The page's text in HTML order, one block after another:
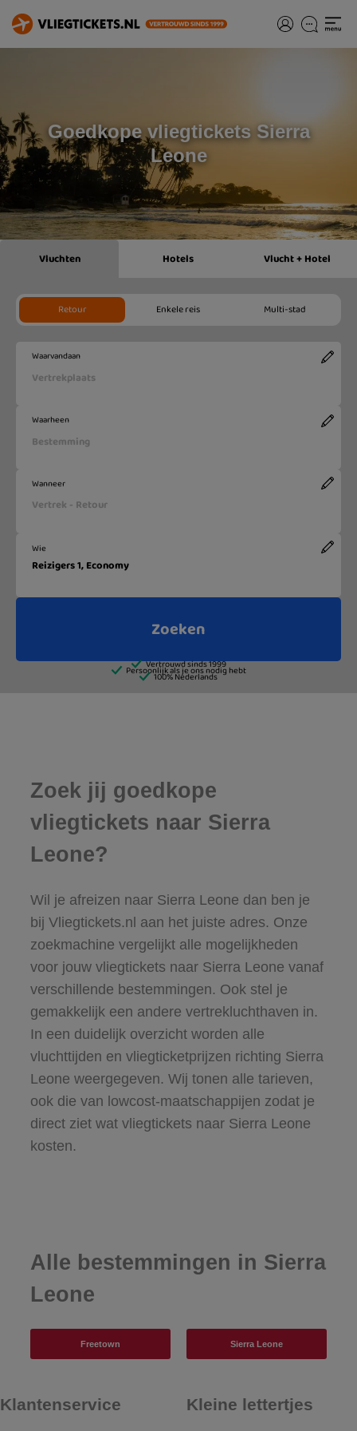
Goedkope vliegtickets Sierra
Leone
Zoek jij goedkope
vliegtickets naar Sierra
Leone?
Wil je afreizen naar Sierra Leone dan ben je
bij Vliegtickets.nl aan het juiste adres. Onze
zoekmachine vergelijkt alle mogelijkheden
voor jouw vliegtickets naar Sierra Leone vanaf
verschillende bestemmingen. Ook stel je
gemakkelijk een andere vertrekluchthaven in.
In een duidelijk overzicht worden alle
vluchttijden en vliegticketprijzen richting Sierra
Leone weergegeven. Wij tonen alle tarieven,
ook die van lowcost-maatschappijen zodat je
direct ziet wat vliegtickets naar Sierra Leone
kosten.
Alle bestemmingen in Sierra
Leone
Freetown Sierra Leone
Klantenservice Kleine lettertjes